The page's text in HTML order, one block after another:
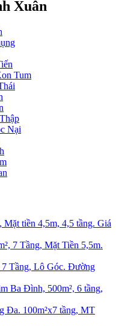
Xuân
Tum
Nại
tiền 4,5m, 4,5 tầng. Giá
7 Tầng, Mặt Tiền 5,5m.
7 Tầng, Lô Góc. Đường
Ba Đình, 500m², 6 tầng,
Đa. 100m²x7 tầng, MT